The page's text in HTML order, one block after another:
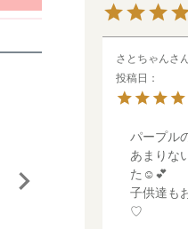
46
【TIME SAL
フード取り外
可能 音符刺繍
裏起毛パーカ
5,940
さとちゃん
投稿日
パープル
あまりな
た☺️💕
子供達も
♡